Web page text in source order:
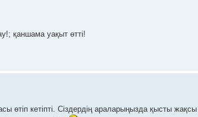
қаншама уақыт өтті!
өтіп кетіпті. Сіздердің араларыңызда қысты